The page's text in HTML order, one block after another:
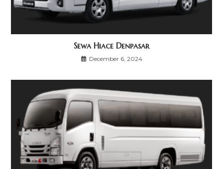
Sewa Hiace Denpasar
December 6, 2024